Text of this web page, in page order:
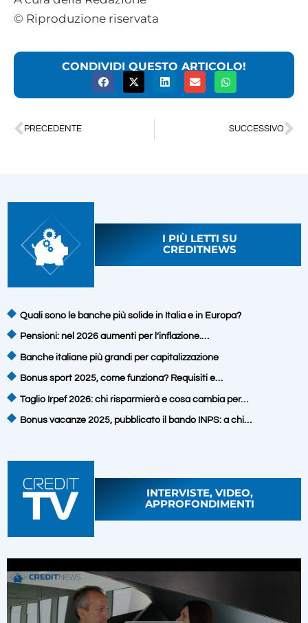
© Riproduzione riservata
CONDIVIDI QUESTO ARTICOLO!
PRECEDENTE SUCCESSIVO
I PIÙ LETTI SU
CREDITNEWS
Quali sono le banche più solide in Italia e in Europa?
Pensioni: nel 2026 aumenti per l’inflazione.…
Banche italiane più grandi per capitalizzazione
Bonus sport 2025, come funziona? Requisiti e…
Taglio Irpef 2026: chi risparmierà e cosa cambia per…
Bonus vacanze 2025, pubblicato il bando INPS: a chi…
INTERVISTE, VIDEO,
APPROFONDIMENTI